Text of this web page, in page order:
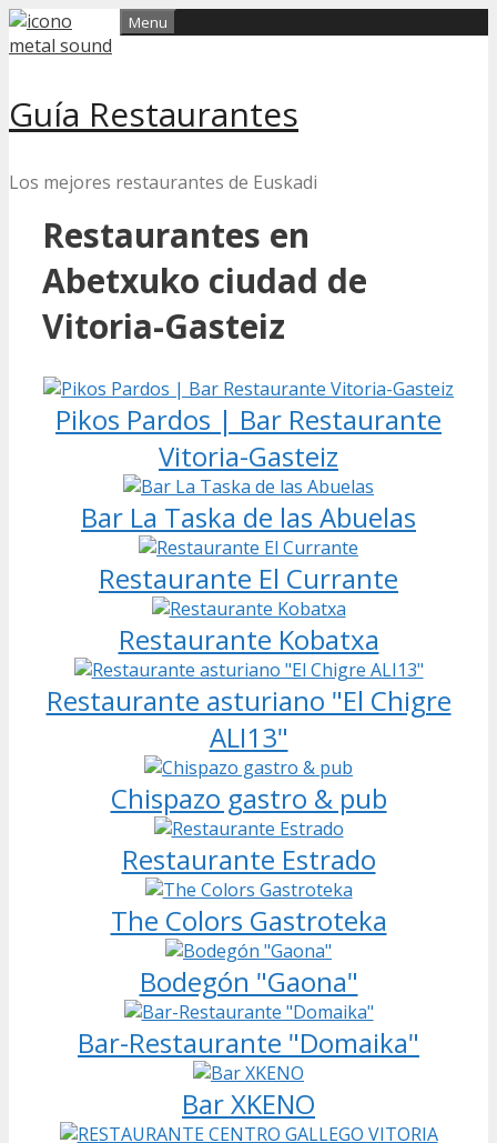
Skip
to
Guía Restaurantes
Los mejores restaurantes de Euskadi
Menu
Restaurantes en
Abetxuko ciudad de
Vitoria-Gasteiz
Pikos Pardos | Bar Restaurante
Vitoria-Gasteiz
Bar La Taska de las Abuelas
Restaurante El Currante
Restaurante Kobatxa
Restaurante asturiano "El Chigre
ALI13"
Chispazo gastro & pub
Restaurante Estrado
The Colors Gastroteka
Bodegón "Gaona"
Bar-Restaurante "Domaika"
Bar XKENO